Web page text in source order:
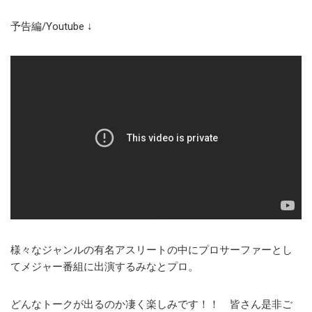
予告編/Youtube ↓
様々なジャンルの有名アスリートの中にプロサーファーとし
てメジャー番組に出演するみなとプロ。
どんなトークが出るのか凄く楽しみです！！ 皆さん是非ご